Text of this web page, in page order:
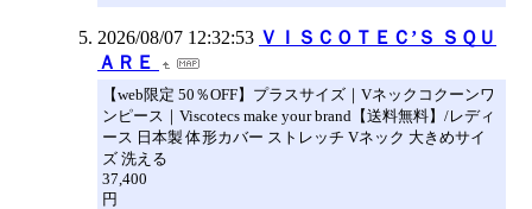
2026/08/07 12:32:53 ＶＩＳＣＯＴＥＣ’Ｓ ＳＱＵ
ＡＲＥ
【web限定 50％OFF】プラスサイズ｜Vネックコクーンワ
ンピース｜Viscotecs make your brand【送料無料】/レディ
ース 日本製 体形カバー ストレッチ Vネック 大きめサイ
ズ 洗える
37,400
円